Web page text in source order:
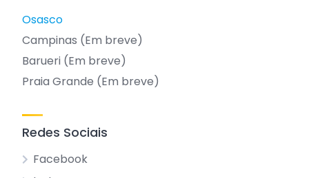
Osasco
Campinas (Em breve)
Barueri (Em breve)
Praia Grande (Em breve)
Redes Sociais
Facebook